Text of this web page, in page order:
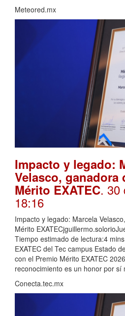
Meteored.mx
Impacto y legado:
Velasco, ganadora
Mérito EXATEC. 30
18:16
Impacto y legado: Marcela
Mérito
Tiempo estimado de lectura:4
EXATEC del Tec campus Estado
con el Premio Mérito EXATEC
reconocimiento es un honor por sí
Conecta.tec.mx